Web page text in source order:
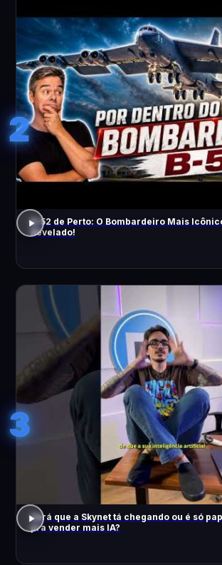
2
B-52 de Perto: O Bombardeiro Mais
Revelado!
3
Será que a Skynet tá chegando ou é só
pra vender mais IA?